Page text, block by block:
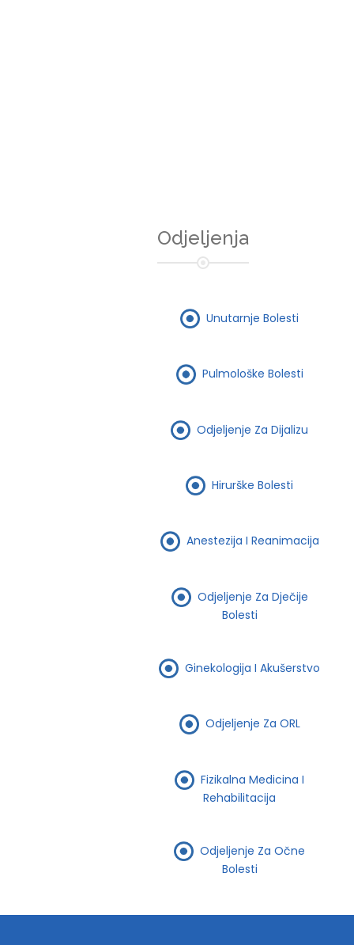
Odjeljenja
Unutarnje Bolesti
Pulmološke Bolesti
Odjeljenje Za Dijalizu
Hirurške Bolesti
Anestezija I Reanimacija
Odjeljenje Za Dječije
Bolesti
Ginekologija I Akušerstvo
Odjeljenje Za ORL
Fizikalna Medicina I
Rehabilitacija
Odjeljenje Za Očne
Bolesti